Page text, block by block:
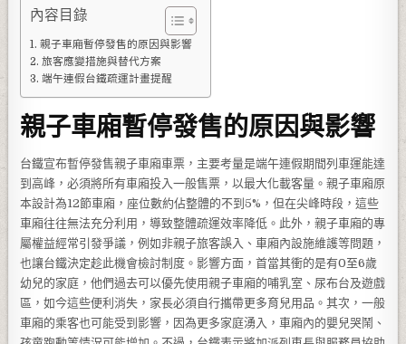
內容目錄
親子車廂暫停發售的原因與影響
旅客應變措施與替代方案
端午連假台鐵疏運計畫提醒
親子車廂暫停發售的原因與影響
台鐵宣布暫停發售親子車廂車票，主要考量是端午連假期間列車運能達
到高峰，必須將所有車廂投入一般售票，以最大化載客量。親子車廂原
本設計為12節車廂，座位數約佔整體的不到5%，但在尖峰時段，這些
車廂往往無法充分利用，導致整體疏運效率降低。此外，親子車廂的專
屬權益經常引發爭議，例如非親子旅客誤入、車廂內設施維護等問題，
也讓台鐵決定趁此機會檢討制度。影響方面，首當其衝的是有0至6歲
幼兒的家庭，他們過去可以優先使用親子車廂的哺乳室、尿布台及遊戲
區，如今這些便利消失，家長必須自行攜帶更多育兒用品。其次，一般
車廂的乘客也可能受到影響，因為更多家庭湧入，車廂內的嬰兒哭鬧、